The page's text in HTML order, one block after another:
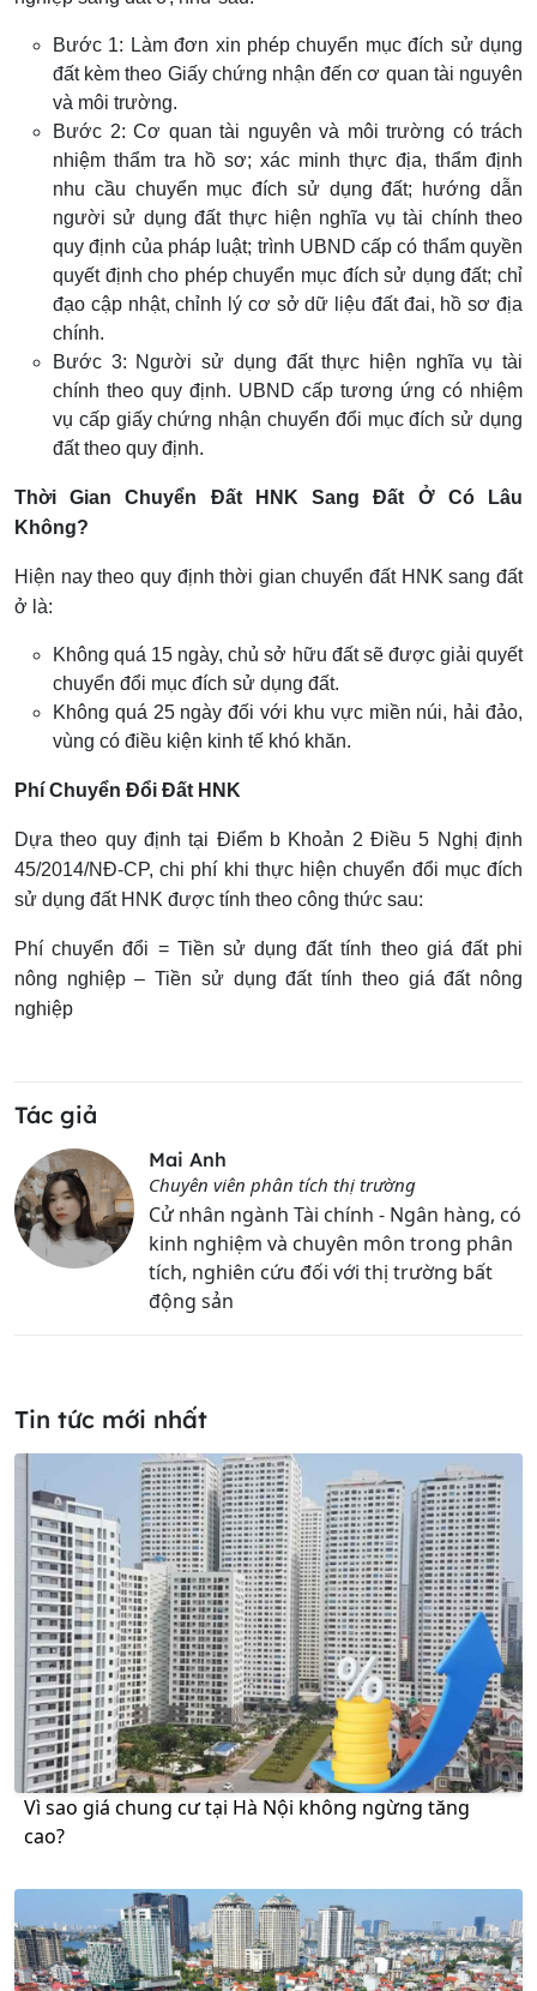
Bước 1: Làm đơn xin phép chuyển mục đích sử dụng
đất kèm theo Giấy chứng nhận đến cơ quan tài nguyên
và môi trường.
Bước 2: Cơ quan tài nguyên và môi trường có trách
nhiệm thẩm tra hồ sơ; xác minh thực địa, thẩm định
nhu cầu chuyển mục đích sử dụng đất; hướng dẫn
người sử dụng đất thực hiện nghĩa vụ tài chính theo
quy định của pháp luật; trình UBND cấp có thẩm quyền
quyết định cho phép chuyển mục đích sử dụng đất; chỉ
đạo cập nhật, chỉnh lý cơ sở dữ liệu đất đai, hồ sơ địa
chính.
Bước 3: Người sử dụng đất thực hiện nghĩa vụ tài
chính theo quy định. UBND cấp tương ứng có nhiệm
vụ cấp giấy chứng nhận chuyển đổi mục đích sử dụng
đất theo quy định.
Thời Gian Chuyển Đất HNK Sang Đất Ở Có Lâu
Không?
Hiện nay theo quy định thời gian chuyển đất HNK sang đất
ở là:
Không quá 15 ngày, chủ sở hữu đất sẽ được giải quyết
chuyển đổi mục đích sử dụng đất.
Không quá 25 ngày đối với khu vực miền núi, hải đảo,
vùng có điều kiện kinh tế khó khăn.
Phí Chuyển Đổi Đất HNK
Dựa theo quy định tại Điểm b Khoản 2 Điều 5 Nghị định
45/2014/NĐ-CP, chi phí khi thực hiện chuyển đổi mục đích
sử dụng đất HNK được tính theo công thức sau:
Phí chuyển đổi = Tiền sử dụng đất tính theo giá đất phi
nông nghiệp – Tiền sử dụng đất tính theo giá đất nông
nghiệp
Tác giả
Mai Anh
Chuyên viên phân tích thị trường
Cử nhân ngành Tài chính - Ngân hàng, có
kinh nghiệm và chuyên môn trong phân
tích, nghiên cứu đối với thị trường bất
động sản
Tin tức mới nhất
Vì sao giá chung cư tại Hà Nội không ngừng tăng
cao?